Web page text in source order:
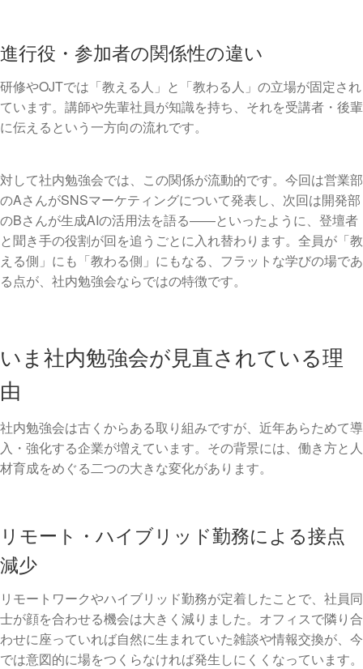
進行役・参加者の関係性の違い
研修やOJTでは「教える人」と「教わる人」の立場が固定され
ています。講師や先輩社員が知識を持ち、それを受講者・後輩
に伝えるという一方向の流れです。
対して社内勉強会では、この関係が流動的です。今回は営業部
のAさんがSNSマーケティングについて発表し、次回は開発部
のBさんが生成AIの活用法を語る——といったように、登壇者
と聞き手の役割が回を追うごとに入れ替わります。全員が「教
える側」にも「教わる側」にもなる、フラットな学びの場であ
る点が、社内勉強会ならではの特徴です。
いま社内勉強会が見直されている理
由
社内勉強会は古くからある取り組みですが、近年あらためて導
入・強化する企業が増えています。その背景には、働き方と人
材育成をめぐる二つの大きな変化があります。
リモート・ハイブリッド勤務による接点
減少
リモートワークやハイブリッド勤務が定着したことで、社員同
士が顔を合わせる機会は大きく減りました。オフィスで隣り合
わせに座っていれば自然に生まれていた雑談や情報交換が、今
では意図的に場をつくらなければ発生しにくくなっています。